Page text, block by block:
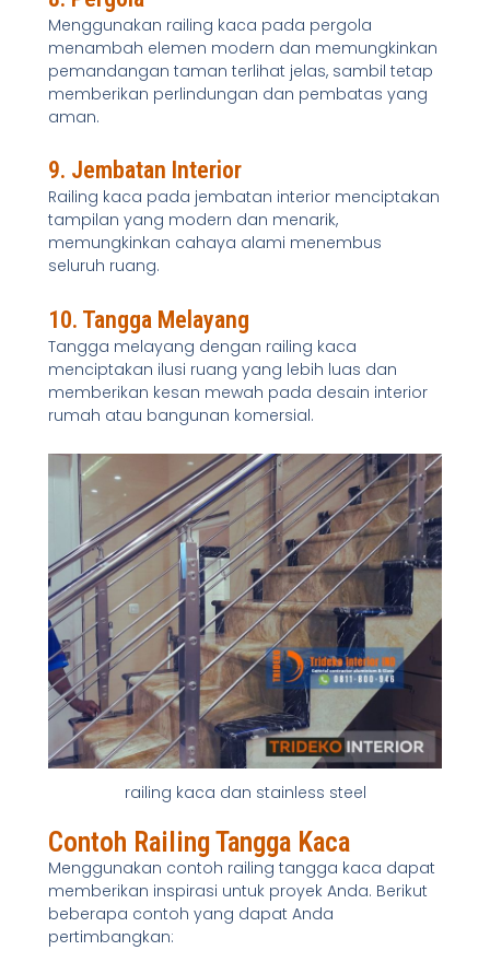
Menggunakan railing kaca pada pergola
menambah elemen modern dan memungkinkan
pemandangan taman terlihat jelas, sambil tetap
memberikan perlindungan dan pembatas yang
aman.
9. Jembatan Interior
Railing kaca pada jembatan interior menciptakan
tampilan yang modern dan menarik,
memungkinkan cahaya alami menembus
seluruh ruang.
10. Tangga Melayang
Tangga melayang dengan railing kaca
menciptakan ilusi ruang yang lebih luas dan
memberikan kesan mewah pada desain interior
rumah atau bangunan komersial.
railing kaca dan stainless steel
Contoh Railing Tangga Kaca
Menggunakan contoh railing tangga kaca dapat
memberikan inspirasi untuk proyek Anda. Berikut
beberapa contoh yang dapat Anda
pertimbangkan: